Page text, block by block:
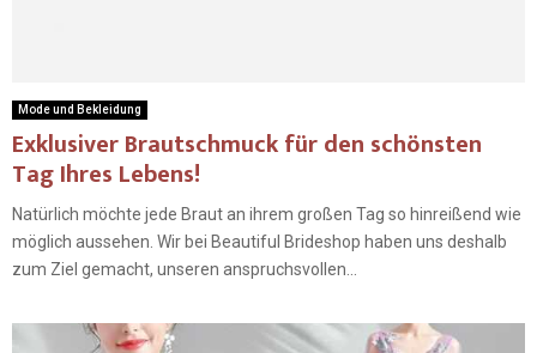
Mode und Bekleidung
Exklusiver Brautschmuck für den schönsten
Tag Ihres Lebens!
Natürlich möchte jede Braut an ihrem großen Tag so hinreißend wie
möglich aussehen. Wir bei Beautiful Brideshop haben uns deshalb
zum Ziel gemacht, unseren anspruchsvollen...